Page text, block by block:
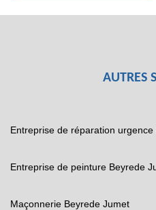
AUTRES
Entreprise de réparation
Entreprise de peinture Beyrede
Maçonnerie Beyrede Jumet